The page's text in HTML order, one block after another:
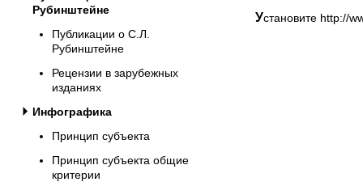
Рубинштейне
Публикации о С.Л.
Рубинштейне
Рецензии в зарубежных
изданиях
Инфографика
Принцип субъекта
Принцип субъекта общие
критерии
Установите http://